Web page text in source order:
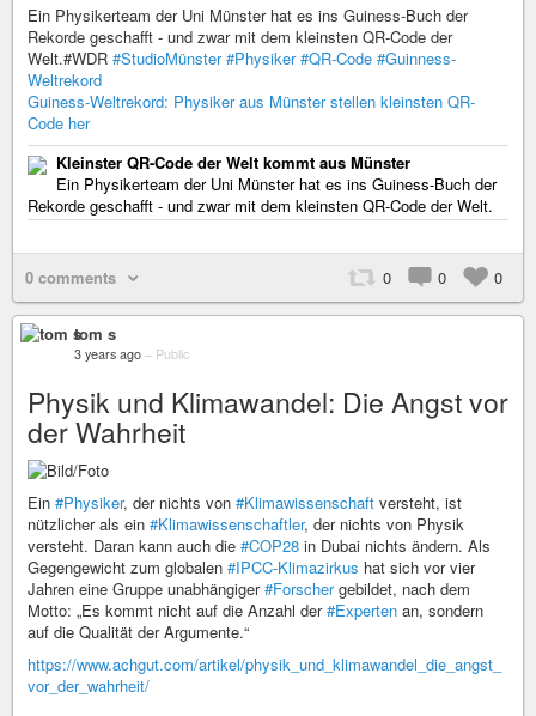
Ein Physikerteam der Uni Münster hat es ins Guiness-Buch der
Rekorde geschafft - und zwar mit dem kleinsten QR-Code der
Welt.#WDR #StudioMünster #Physiker #QR-Code #Guinness-
Weltrekord
Guiness-Weltrekord: Physiker aus Münster stellen kleinsten QR-
Code her
Kleinster QR-Code der Welt kommt aus Münster
Ein Physikerteam der Uni Münster hat es ins Guiness-Buch der
Rekorde geschafft - und zwar mit dem kleinsten QR-Code der Welt.
0 comments 0 0 0
tom s
3 years ago – Public
Physik und Klimawandel: Die Angst vor
der Wahrheit
Ein #Physiker, der nichts von #Klimawissenschaft versteht, ist
nützlicher als ein #Klimawissenschaftler, der nichts von Physik
versteht. Daran kann auch die #COP28 in Dubai nichts ändern. Als
Gegengewicht zum globalen #IPCC-Klimazirkus hat sich vor vier
Jahren eine Gruppe unabhängiger#Forschergebildet, nach dem
Motto: „Es kommt nicht auf die Anzahl der#Experten an, sondern
auf die Qualität der Argumente.“
https://www.achgut.com/artikel/physik_und_klimawandel_die_angst_
vor_der_wahrheit/